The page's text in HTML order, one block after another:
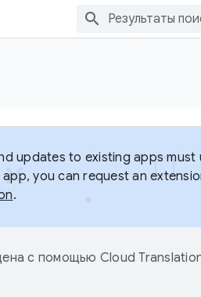
updates to existing apps
you can request an
.
с помощью Cloud